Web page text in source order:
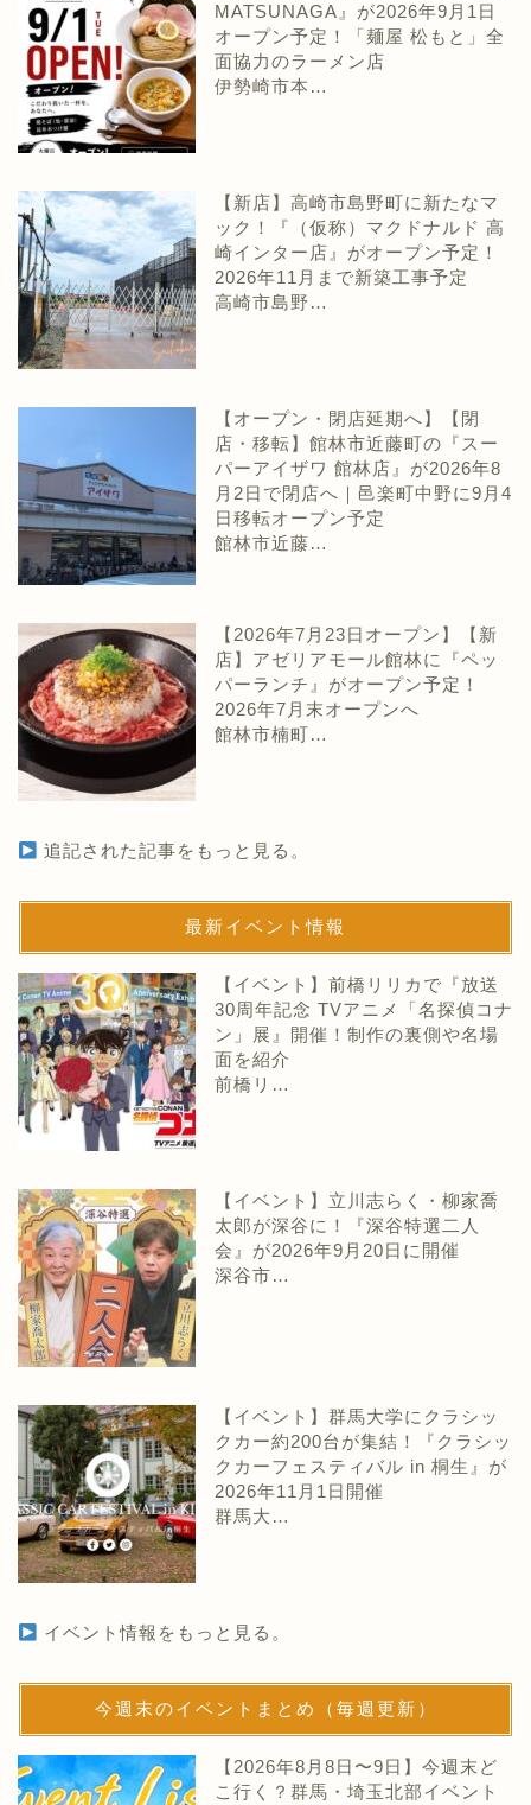
MATSUNAGA』が2026年9月1日
オープン予定！「麺屋 松もと」全
面協力のラーメン店
伊勢崎市本…
【新店】高崎市島野町に新たなマ
ック！『（仮称）マクドナルド 高
崎インター店』がオープン予定！
2026年11月まで新築工事予定
高崎市島野…
【オープン・閉店延期へ】【閉
店・移転】館林市近藤町の『スー
パーアイザワ 館林店』が2026年8
月2日で閉店へ｜邑楽町中野に9月4
日移転オープン予定
館林市近藤…
【2026年7月23日オープン】【新
店】アゼリアモール館林に『ペッ
パーランチ』がオープン予定！
2026年7月末オープンへ
館林市楠町…
追記された記事をもっと見る。
最新イベント情報
【イベント】前橋リリカで『放送
30周年記念 TVアニメ「名探偵コナ
ン」展』開催！制作の裏側や名場
面を紹介
前橋リ…
【イベント】立川志らく・柳家喬
太郎が深谷に！『深谷特選二人
会』が2026年9月20日に開催
深谷市…
【イベント】群馬大学にクラシッ
クカー約200台が集結！『クラシッ
クカーフェスティバル in 桐生』が
2026年11月1日開催
群馬大…
イベント情報をもっと見る。
今週末のイベントまとめ（毎週更新）
【2026年8月8日〜9日】今週末ど
こ行く？群馬・埼玉北部イベント